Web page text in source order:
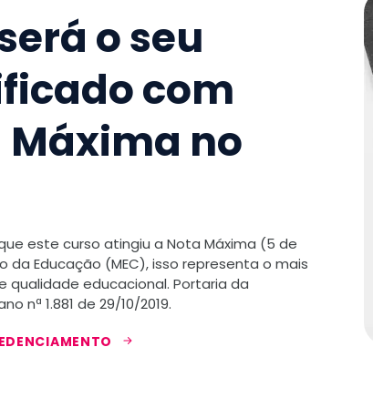
o seu
com
Máxima no
este curso atingiu a Nota Máxima (5 de
da Educação (MEC), isso representa o mais
qualidade educacional. Portaria da
nª 1.881 de 29/10/2019.